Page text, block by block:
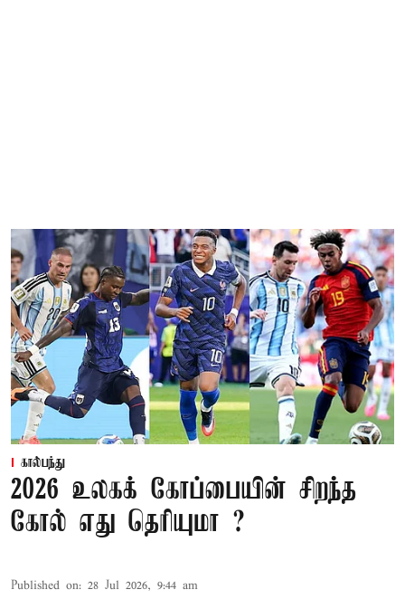
கால்பந்து
2026 உலகக் கோப்பையின் சிறந்த
கோல் எது தெரியுமா ?
Published on: 28 Jul 2026, 9:44 am